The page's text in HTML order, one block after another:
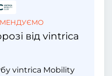
від vintrica
vintrica Mobility